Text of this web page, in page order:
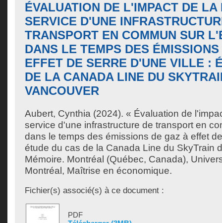
ÉVALUATION DE L'IMPACT DE LA
SERVICE D'UNE
TRANSPORT EN COMMUN SUR
DANS LE TEMPS DES
EFFET DE SERRE D'UNE VILLE :
DE LA CANADA LINE DU
VANCOUVER
Aubert, Cynthia (2024). « Évaluation de
service d'une infrastructure de transport en
dans le temps des émissions de gaz à effet
étude du cas de la Canada Line du SkyTrain
Mémoire. Montréal (Québec, Canada),
Montréal, Maîtrise en économique.
Fichier(s) associé(s) à ce document :
PDF